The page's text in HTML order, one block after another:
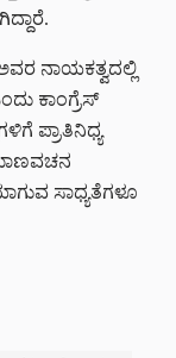
ನಾಯಕತ್ವದಲ್ಲಿ
ಕಾಂಗ್ರೆಸ್
ಪ್ರಾತಿನಿಧ್ಯ
ಸಾಧ್ಯತೆಗಳೂ